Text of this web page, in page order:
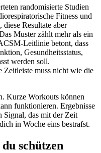
randomisierte Studien
Fitness und
Resultate aber
Muster zählt mehr als ein
Leitlinie betont, dass
Gesundheitsstatus,
werden soll.
Zeitleiste muss nicht wie die
Kurze Workouts können
funktionieren. Ergebnisse
Signal, das mit der Zeit
in Woche eins bestrafst.
schützen